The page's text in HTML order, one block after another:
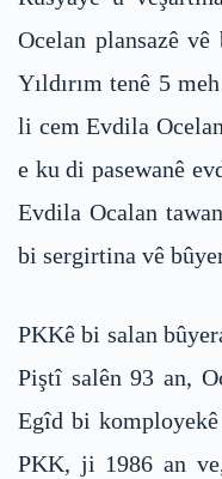
Ocelan plansazê
Yıldırım tenê 5
li cem Evdila
e ku di pasewanê
Evdila Ocalan
bi sergirtina vê
PKKê bi salan
Piştî salên 93 an,
Egîd bi
PKK, ji 1986 an